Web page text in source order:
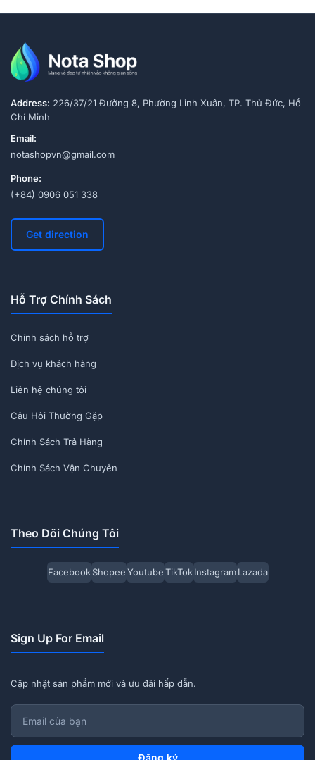
Address: 226/37/21 Đường 8, Phường Linh Xuân, TP. Thủ Đức, Hồ
Chí Minh
Email:
notashopvn@gmail.com
Phone:
(+84) 0906 051 338
Get direction
Hỗ Trợ Chính Sách
Chính sách hỗ trợ
Dịch vụ khách hàng
Liên hệ chúng tôi
Câu Hỏi Thường Gặp
Chính Sách Trả Hàng
Chính Sách Vận Chuyển
Theo Dõi Chúng Tôi
Facebook ShopeeYoutubeTikTok Instagram Lazada
Sign Up For Email
Cập nhật sản phẩm mới và ưu đãi hấp dẫn.
Đăng ký